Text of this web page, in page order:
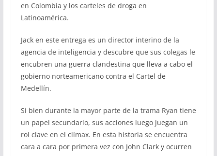
en Colombia y los carteles de droga en
Latinoamérica.
Jack en este entrega es un director interino de la
agencia de inteligencia y descubre que sus colegas le
encubren una guerra clandestina que lleva a cabo el
gobierno norteamericano contra el Cartel de
Medellín.
Si bien durante la mayor parte de la trama Ryan tiene
un papel secundario, sus acciones luego juegan un
rol clave en el clímax. En esta historia se encuentra
cara a cara por primera vez con John Clark y ocurren